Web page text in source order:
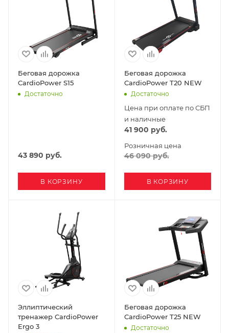
Беговая дорожка
CardioPower S15
Достаточно
43 890 руб.
В КОРЗИНУ
Беговая дорожка
CardioPower T20 NEW
Достаточно
Цена при оплате по СБП
и наличные
41 900 руб.
Розничная цена
46 090руб.
В КОРЗИНУ
Эллиптический
тренажер CardioPower
Ergo 3
Беговая дорожка
CardioPower T25 NEW
Достаточно